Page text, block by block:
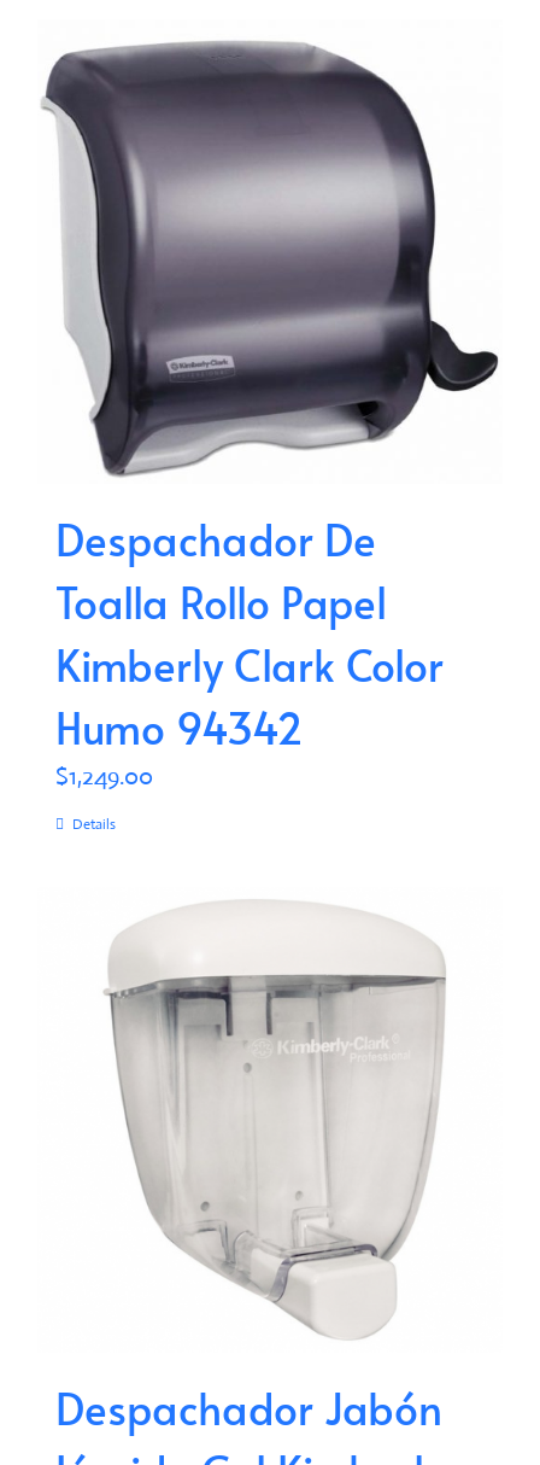
Despachador De
Toalla Rollo Papel
Kimberly Clark Color
Humo 94342
$1,249.00
Details
Despachador Jabón